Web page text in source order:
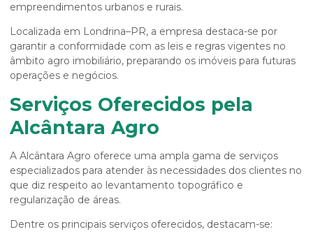
empreendimentos urbanos e rurais.
Localizada em Londrina–PR, a empresa destaca-se por
garantir a conformidade com as leis e regras vigentes no
âmbito agro imobiliário, preparando os imóveis para futuras
operações e negócios.
Serviços Oferecidos pela
Alcântara Agro
A Alcântara Agro oferece uma ampla gama de serviços
especializados para atender às necessidades dos clientes no
que diz respeito ao levantamento topográfico e
regularização de áreas.
Dentre os principais serviços oferecidos, destacam-se: